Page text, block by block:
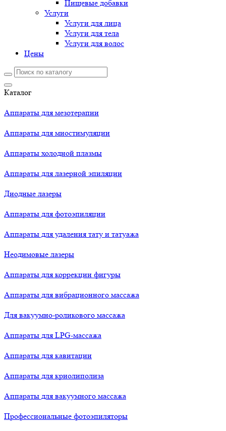
Пищевые добавки
Услуги
Услуги для лица
Услуги для тела
Услуги для волос
Цены
Каталог
Аппараты для мезотерапии
Аппараты для миостимуляции
Аппараты холодной плазмы
Аппараты для лазерной эпиляции
Диодные лазеры
Аппараты для фотоэпиляции
Аппараты для удаления тату и татуажа
Неодимовые лазеры
Аппараты для коррекции фигуры
Аппараты для вибрационного массажа
Для вакуумно-роликового массажа
Аппараты для LPG-массажа
Аппараты для кавитации
Аппараты для криолиполиза
Аппараты для вакуумного массажа
Профессиональные фотоэпиляторы